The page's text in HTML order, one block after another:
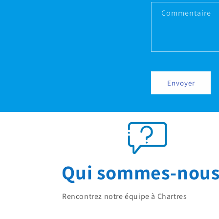
Commentaire
Envoyer
Qui sommes-
Rencontrez notre équipe à Chartres